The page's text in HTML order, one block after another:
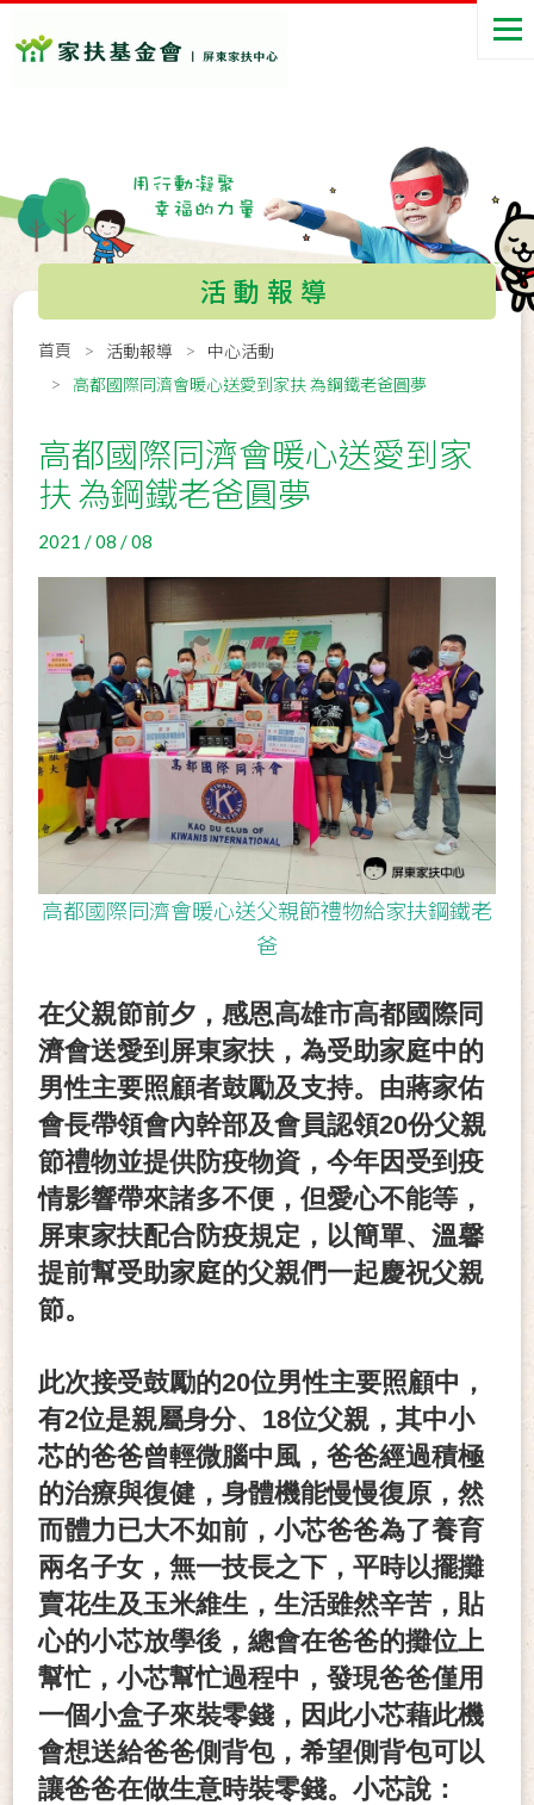
活動報導
首頁 活動報導
中心活動
高都國際同濟會暖心送愛到家扶 為鋼鐵老爸圓夢
高都國際同濟會暖心送愛到家
扶 為鋼鐵老爸圓夢
2021 / 08 / 08
高都國際同濟會暖心送父親節禮物給家扶鋼鐵老
爸
在父親節前夕，感恩高雄市高都國際同
濟會送愛到屏東家扶，為受助家庭中的
男性主要照顧者鼓勵及支持。由蔣家佑
會長帶領會內幹部及會員認領20份父親
節禮物並提供防疫物資，今年因受到疫
情影響帶來諸多不便，但愛心不能等，
屏東家扶配合防疫規定，以簡單、溫馨
提前幫受助家庭的父親們一起慶祝父親
節。
此次接受鼓勵的20位男性主要照顧中，
有2位是親屬身分、18位父親，其中小
芯的爸爸曾輕微腦中風，爸爸經過積極
的治療與復健，身體機能慢慢復原，然
而體力已大不如前，小芯爸爸為了養育
兩名子女，無一技長之下，平時以擺攤
賣花生及玉米維生，生活雖然辛苦，貼
心的小芯放學後，總會在爸爸的攤位上
幫忙，小芯幫忙過程中，發現爸爸僅用
一個小盒子來裝零錢，因此小芯藉此機
會想送給爸爸側背包，希望側背包可以
讓爸爸在做生意時裝零錢。小芯說：